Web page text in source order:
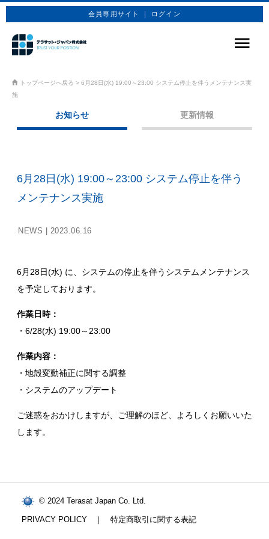
会員専用サイト ｜ ログイン
技術情報
お問合せ
トップページへ戻る > 6月28日(水) 19:00～23:00 システム停止を伴うメンテナンス実
施
お知らせ 更新情報
6月28日(水) 19:00～23:00 システム停止を伴う
メンテナンス実施
NEWS | 2023.06.16
6月28日(水) に、システムの停止を伴うシステムメンテナンス
を予定しております。
作業日時：
・6/28(水) 19:00～23:00
作業内容：
・地殻変動補正に関する調整
・システムのアップデート
ご迷惑をおかけしますが、ご理解のほど、よろしくお願いいた
します。
© 2024 Terasat Japan Co. Ltd.
PRIVACY POLICY ｜ 特定商取引に関する表記